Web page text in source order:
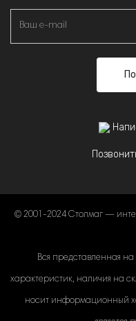
© 2001-2024 Столмаг —
Вся представленная
характеристик, наличия на
носит информационный